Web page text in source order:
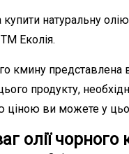
купити натуральну
Еколія.
кмину представлена
продукту,
ціною ви можете у
олії чорного